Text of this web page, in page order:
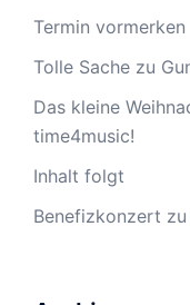
Termin vormerken
Tolle Sache zu
Das kleine
time4music!
Inhalt folgt
Benefizkonzert